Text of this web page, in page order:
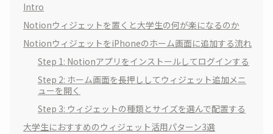
Intro
Notionウィジェットを置くと大学生の何が楽になるのか
NotionウィジェットをiPhoneのホーム画面に追加する流れ
Step 1: Notionアプリをインストールしてログインする
Step 2: ホーム画面を長押ししてウィジェット追加メニ
ューを開く
Step 3: ウィジェットの種類とサイズを選んで配置する
大学生におすすめのウィジェット活用パターン3選